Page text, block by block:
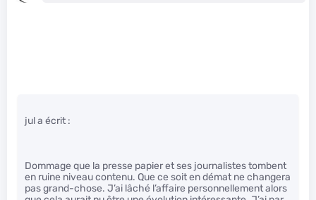
jul a écrit :
Dommage que la presse papier et ses journalistes tombent
en ruine niveau contenu. Que ce soit en démat ne changera
pas grand-chose. J’ai lâché l’affaire personnellement alors